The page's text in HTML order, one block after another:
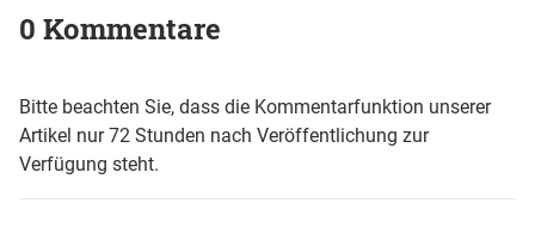
0 Kommentare
Bitte beachten Sie, dass die Kommentarfunktion unserer
Artikel nur 72 Stunden nach Veröffentlichung zur
Verfügung steht.